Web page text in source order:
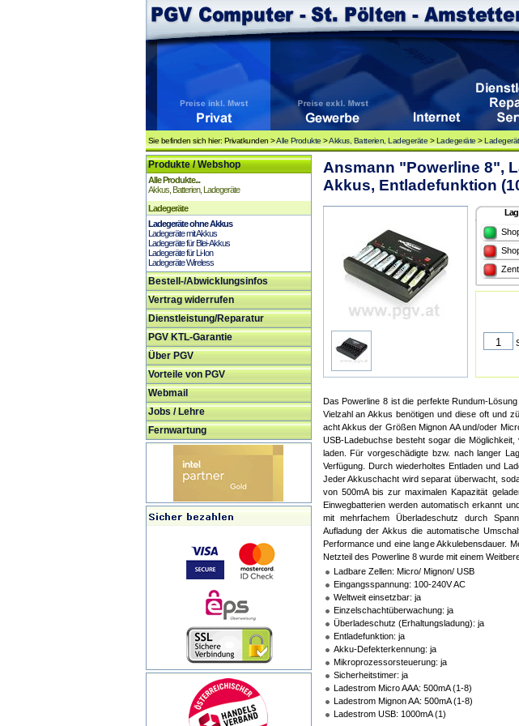
Sie befinden sich hier: Privatkunden >Alle Produkte >Akkus, Batterien, Ladegeräte >Ladegeräte >
Produkte / Webshop
Alle Produkte...
Akkus, Batterien, Ladegeräte
Ladegeräte
Ladegeräte ohne Akkus
Ladegeräte mit Akkus
Ladegeräte für Blei-Akkus
Ladegeräte für Li-Ion
Ladegeräte Wireless
Bestell-/Abwicklungsinfos
Vertrag widerrufen
Dienstleistung/Reparatur
PGV KTL-Garantie
Über PGV
Vorteile von PGV
Webmail
Jobs / Lehre
Fernwartung
Ansmann "Powerline 8",
Akkus, Entladefunktion
Das Powerline 8 ist die perfekte Rundum-
Vielzahl an Akkus benötigen und diese oft und
acht Akkus der Größen Mignon AA und/oder
USB-Ladebuchse besteht sogar die
laden. Für vorgeschädigte bzw. nach langer
Verfügung. Durch wiederholtes Entladen und
Jeder Akkuschacht wird separat überwacht,
von 500mA bis zur maximalen Kapazität
Einwegbatterien werden automatisch erkannt
mit mehrfachem Überladeschutz durch
Aufladung der Akkus die automatische
Performance und eine lange Akkulebensdauer.
Netzteil des Powerline 8 wurde mit einem
Ladbare Zellen: Micro/ Mignon/ USB
Eingangsspannung: 100-240V AC
Weltweit einsetzbar: ja
Einzelschachtüberwachung: ja
Überladeschutz (Erhaltungsladung): ja
Entladefunktion: ja
Akku-Defekterkennung: ja
Mikroprozessorsteuerung: ja
Sicherheitstimer: ja
Ladestrom Micro AAA: 500mA (1-8)
Ladestrom Mignon AA: 500mA (1-8)
Ladestrom USB: 1000mA (1)